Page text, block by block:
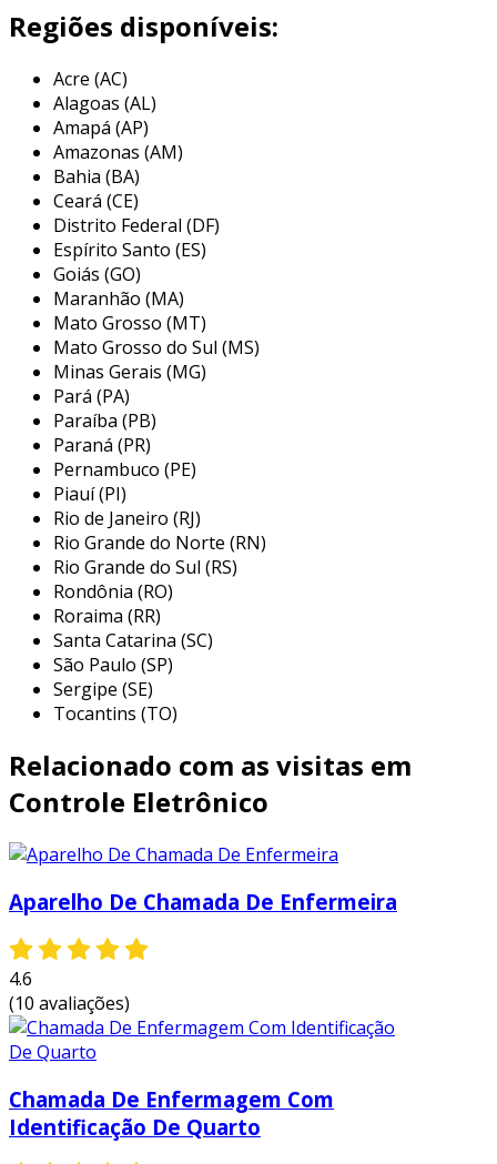
conhecimento técnico avançado, temos o
privilégio de já ter atendido clientes em todo o
brasil, paraguai e argentina — sempre com o
compromisso de entregar qualidade, inovação
e excelência em cada projeto.
a chamada de enfermagem com identificação de
quarto é um aparelho inovador que substitui as
tradicionais cordinhas que os pacientes utilizam
para chamar a equipe de enfermagem. esse
equipamento opera através de um sistema de
áudio que aciona um sinal de alerta na
enfermaria, permitindo que a equipe saiba
exatamente qual quarto está solicitando a
presença de enfermeiras. essa solução visa
melhorar a comunicação entre pacientes e
profissionais de saúde, tornando o
atendimento mais eficiente.
além de substituir os métodos antigos, a
chamada de enfermagem com identificação de
quarto proporciona uma experiência mais
confortável para os pacientes, que não
precisam se preocupar em puxar cordas ou
botões. o sistema é projetado para ser intuitivo
e fácil de usar, garantindo que a assistência
necessária seja solicitada de maneira rápida e
eficaz.
com a implementação desse tipo de produto, as
instituições de saúde podem otimizar o fluxo de
trabalho e melhorar a resposta às
necessidades dos pacientes, resultando em um
atendimento mais ágil e eficaz.
principais aplicações do chamada de
enfermagem com identificação de
quarto
as aplicações da chamada de enfermagem com
identificação de quarto são diversas e impactam
diretamente na qualidade do atendimento. a
seguir, apresentamos algumas das principais
aplicações desse sistema:
Regiões disponíveis:
Acre (AC)
Alagoas (AL)
Amapá (AP)
Amazonas (AM)
Bahia (BA)
Ceará (CE)
Distrito Federal (DF)
Espírito Santo (ES)
Goiás (GO)
Maranhão (MA)
Mato Grosso (MT)
Mato Grosso do Sul (MS)
Minas Gerais (MG)
Pará (PA)
Paraíba (PB)
Paraná (PR)
Pernambuco (PE)
Piauí (PI)
Rio de Janeiro (RJ)
Rio Grande do Norte (RN)
Rio Grande do Sul (RS)
Rondônia (RO)
Roraima (RR)
Santa Catarina (SC)
São Paulo (SP)
Sergipe (SE)
Tocantins (TO)
Relacionado com as visitas em
Controle Eletrônico
Aparelho De Chamada De Enfermeira
4.6
(10 avaliações)
Chamada De Enfermagem Com
Identificação De Quarto